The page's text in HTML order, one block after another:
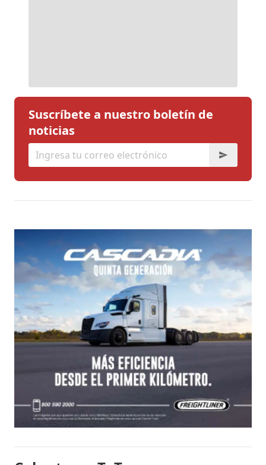
Suscríbete a nuestro boletín de
noticias